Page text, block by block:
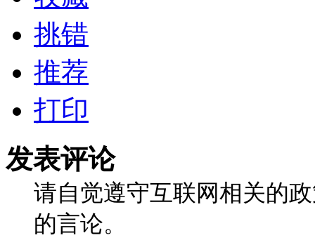
挑错
推荐
打印
发表评论
请自觉遵守互联网相关的
的言论。